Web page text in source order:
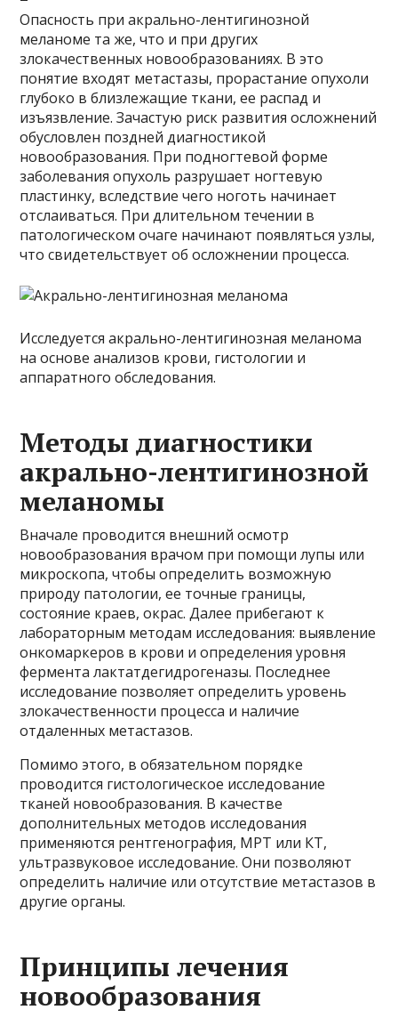
Опасность при акрально-лентигинозной
меланоме та же, что и при других
злокачественных новообразованиях. В это
понятие входят метастазы, прорастание опухоли
глубоко в близлежащие ткани, ее распад и
изъязвление. Зачастую риск развития осложнений
обусловлен поздней диагностикой
новообразования. При подногтевой форме
заболевания опухоль разрушает ногтевую
пластинку, вследствие чего ноготь начинает
отслаиваться. При длительном течении в
патологическом очаге начинают появляться узлы,
что свидетельствует об осложнении процесса.
Исследуется акрально-лентигинозная меланома
на основе анализов крови, гистологии и
аппаратного обследования.
Методы диагностики
акрально-лентигинозной
меланомы
Вначале проводится внешний осмотр
новообразования врачом при помощи лупы или
микроскопа, чтобы определить возможную
природу патологии, ее точные границы,
состояние краев, окрас. Далее прибегают к
лабораторным методам исследования: выявление
онкомаркеров в крови и определения уровня
фермента лактатдегидрогеназы. Последнее
исследование позволяет определить уровень
злокачественности процесса и наличие
отдаленных метастазов.
Помимо этого, в обязательном порядке
проводится гистологическое исследование
тканей новообразования. В качестве
дополнительных методов исследования
применяются рентгенография, МРТ или КТ,
ультразвуковое исследование. Они позволяют
определить наличие или отсутствие метастазов в
другие органы.
Принципы лечения
новообразования